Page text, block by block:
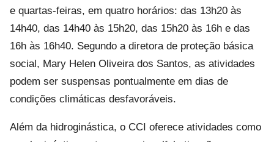
e quartas-feiras, em quatro horários: das 13h20 às
14h40, das 14h40 às 15h20, das 15h20 às 16h e das
16h às 16h40. Segundo a diretora de proteção básica
social, Mary Helen Oliveira dos Santos, as atividades
podem ser suspensas pontualmente em dias de
condições climáticas desfavoráveis.
Além da hidroginástica, o CCI oferece atividades como